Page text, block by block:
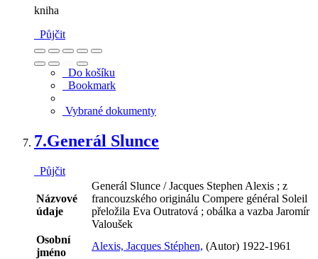
kniha
Půjčit
Do košíku
Bookmark
Vybrané dokumenty
7.Generál Slunce
Půjčit
Názvové
údaje
Generál Slunce / Jacques Stephen Alexis ; z
francouzského originálu Compere général Soleil
přeložila Eva Outratová ; obálka a vazba Jaromír
Valoušek
Osobní
jméno
Alexis, Jacques Stéphen, (Autor) 1922-1961